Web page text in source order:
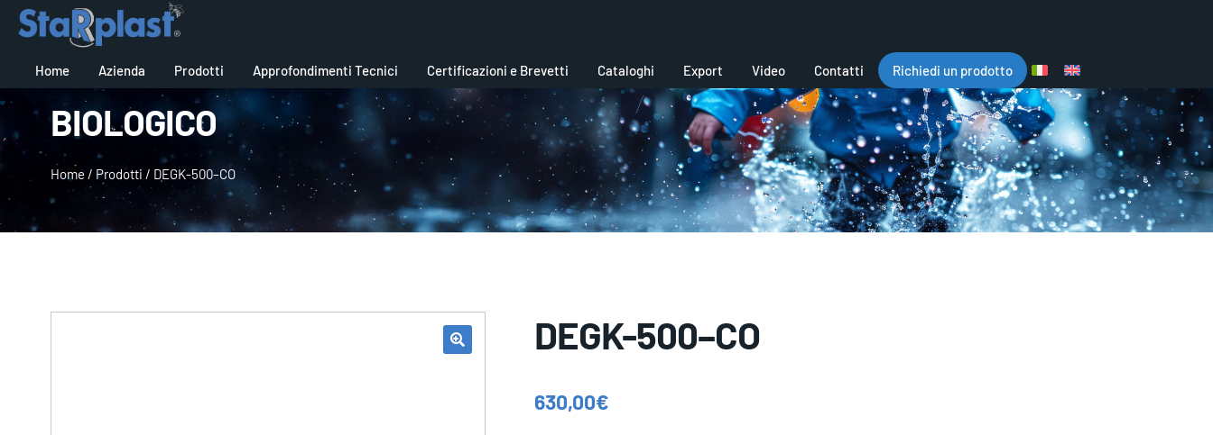
Home Azienda Prodotti Approfondimenti Tecnici Certificazioni e Brevetti Cataloghi Export Video Contatti Richiedi un prodotto
BIOLOGICO
Home / Prodotti / DEGK-500–CO
DEGK-500–CO
630,00€